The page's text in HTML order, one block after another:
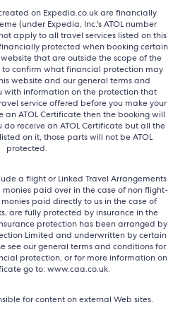
on Expedia.co.uk are financially
(under Expedia, Inc.'s ATOL number
apply to all travel services listed on this
protected when booking certain
that are outside the scope of the
to confirm what financial protection may
website and our general terms and
with information on the protection that
service offered before you make your
an ATOL Certificate then the booking will
do receive an ATOL Certificate but all the
on it, those parts will not be ATOL
protected.
a flight or Linked Travel Arrangements
paid over in the case of non flight-
paid directly to us in the case of
are fully protected by insurance in the
protection has been arranged by
Limited and underwritten by certain
see our general terms and conditions for
protection, or for more information on
go to: www.caa.co.uk.
for content on external Web sites.